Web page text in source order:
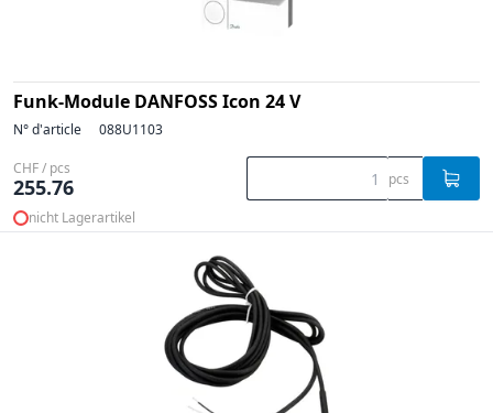
Funk-Module DANFOSS Icon 24 V
N° d'article 088U1103
CHF / pcs
255.76 pcs
nicht Lagerartikel